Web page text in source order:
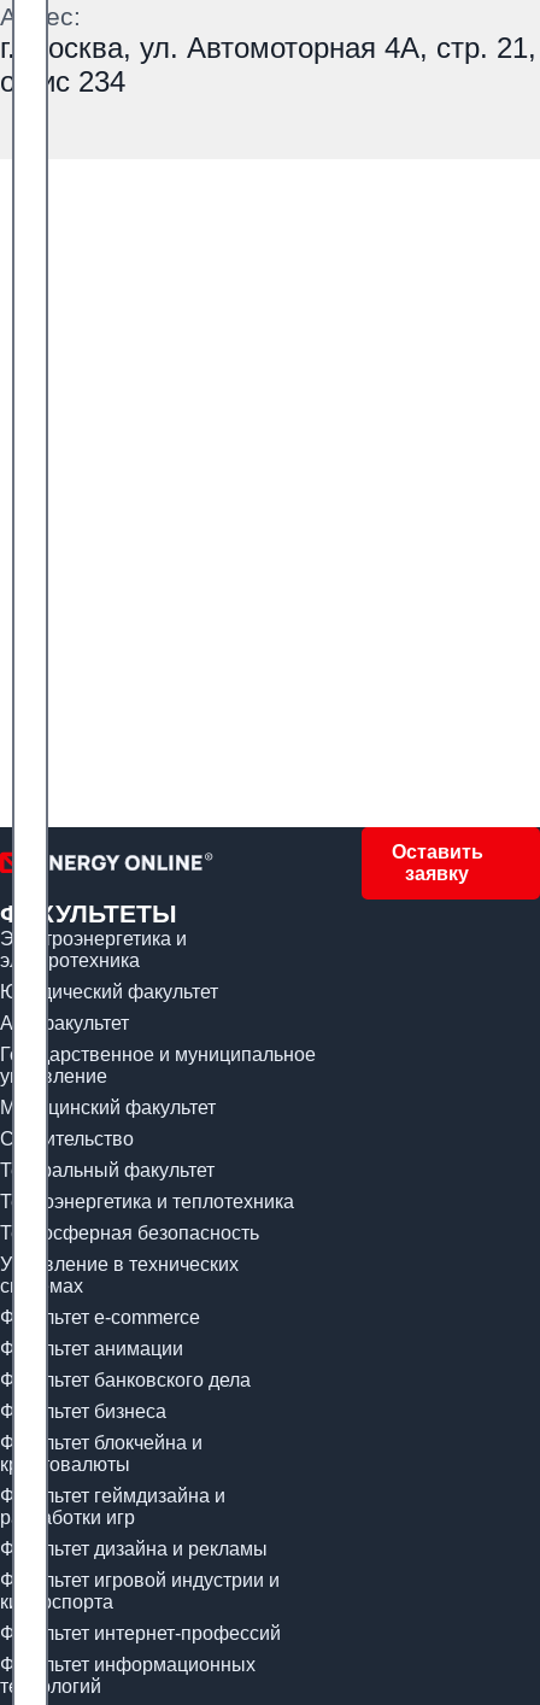
Адрес:
г. Москва, ул. Автомоторная 4А, стр. 21,
офис 234
Оставить
заявку
ФАКУЛЬТЕТЫ
Электроэнергетика и
электротехника
Юридический факультет
Арт-факультет
Государственное и муниципальное
управление
Медицинский факультет
Строительство
Театральный факультет
Теплоэнергетика и теплотехника
Техносферная безопасность
Управление в технических
системах
Факультет e-commerce
Факультет анимации
Факультет банковского дела
Факультет бизнеса
Факультет блокчейна и
криптовалюты
Факультет геймдизайна и
разработки игр
Факультет дизайна и рекламы
Факультет игровой индустрии и
киберспорта
Факультет интернет-профессий
Факультет информационных
технологий